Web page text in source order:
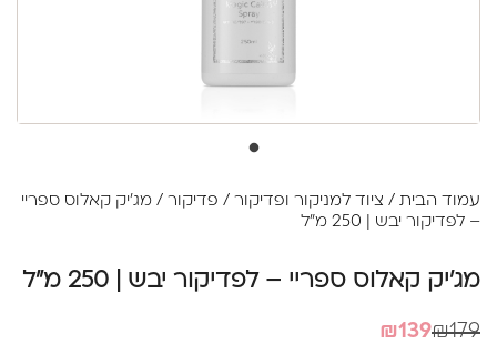
עמוד הבית / ציוד למניקור ופדיקור / פדיקור / מג'יק קאלוס ספריי
– לפדיקור יבש | 250 מ"ל
מג'יק קאלוס ספריי – לפדיקור יבש | 250 מ"ל
₪179
המחיר
₪139המחיר